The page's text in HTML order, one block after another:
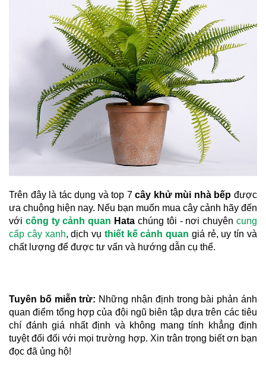
Trên đây là tác dụng và top 7 cây khử mùi nhà bếp được
ưa chuộng hiện nay. Nếu bạn muốn mua cây cảnh hãy đến
với công ty cảnh quan Hata chúng tôi - nơi chuyên cung
cấp cây xanh, dịch vụ thiết kế cảnh quan giá rẻ, uy tín và
chất lượng để được tư vấn và hướng dẫn cụ thể.
Tuyên bố miễn trừ: Những nhận định trong bài phản ánh
quan điểm tổng hợp của đội ngũ biên tập dựa trên các tiêu
chí đánh giá nhất định và không mang tính khẳng định
tuyệt đối đối với mọi trường hợp. Xin trân trọng biết ơn bạn
đọc đã ủng hộ!